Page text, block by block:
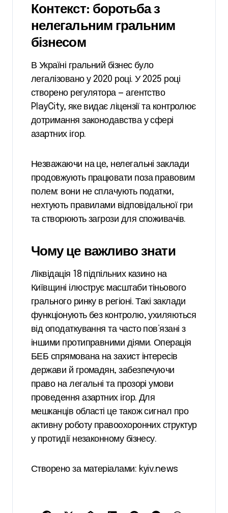
Контекст: боротьба з
нелегальним гральним
бізнесом
В Україні гральний бізнес було
легалізовано у 2020 році. У 2025 році
створено регулятора — агентство
PlayCity, яке видає ліцензії та контролює
дотримання законодавства у сфері
азартних ігор.
Незважаючи на це, нелегальні заклади
продовжують працювати поза правовим
полем: вони не сплачують податки,
нехтують правилами відповідальної гри
та створюють загрози для споживачів.
Чому це важливо знати
Ліквідація 18 підпільних казино на
Київщині ілюструє масштаби тіньового
грального ринку в регіоні. Такі заклади
функціонують без контролю, ухиляються
від оподаткування та часто пов’язані з
іншими протиправними діями. Операція
БЕБ спрямована на захист інтересів
держави й громадян, забезпечуючи
право на легальні та прозорі умови
проведення азартних ігор. Для
мешканців області це також сигнал про
активну роботу правоохоронних структур
у протидії незаконному бізнесу.
Створено за матеріалами: kyiv.news